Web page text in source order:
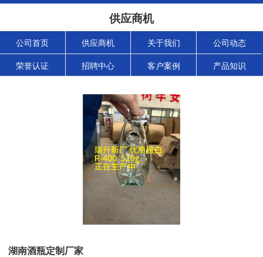
供应商机
公司首页 供应商机 关于我们 公司动态
荣誉认证 招聘中心 客户案例 产品知识
湖南酒瓶定制厂家